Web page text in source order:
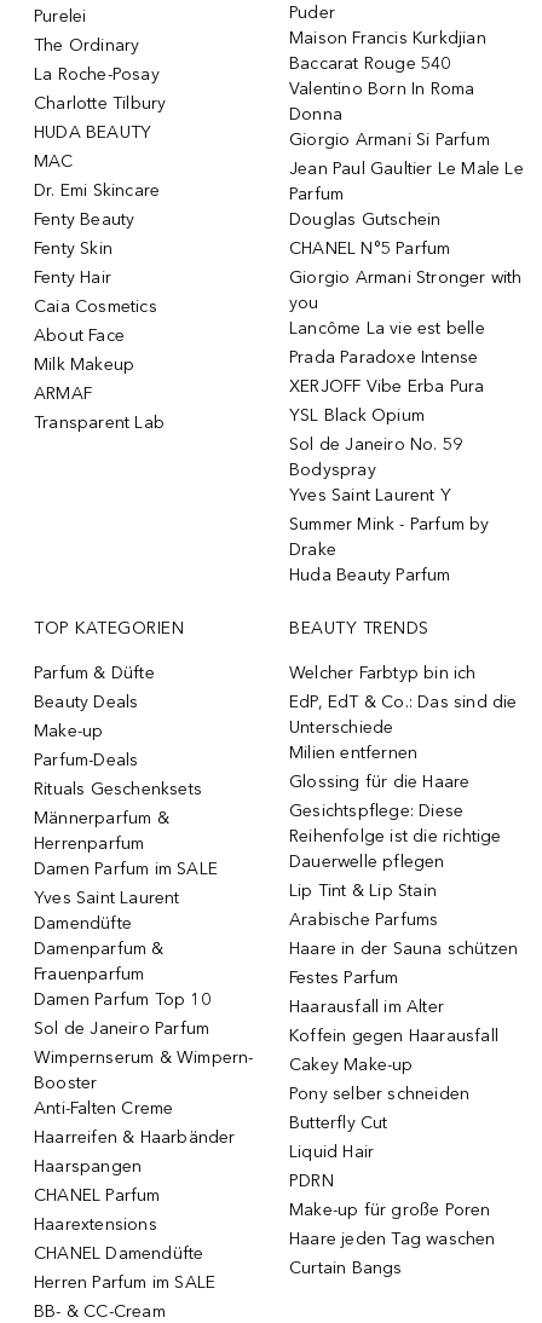
Purelei
The Ordinary
La Roche-Posay
Charlotte Tilbury
HUDA BEAUTY
MAC
Dr. Emi Skincare
Fenty Beauty
Fenty Skin
Fenty Hair
Caia Cosmetics
About Face
Milk Makeup
ARMAF
Transparent Lab
Puder
Maison Francis Kurkdjian
Baccarat Rouge 540
Valentino Born In Roma
Donna
Giorgio Armani Si Parfum
Jean Paul Gaultier Le Male Le
Parfum
Douglas Gutschein
CHANEL N°5 Parfum
Giorgio Armani Stronger with
you
Lancôme La vie est belle
Prada Paradoxe Intense
XERJOFF Vibe Erba Pura
YSL Black Opium
Sol de Janeiro No. 59
Bodyspray
Yves Saint Laurent Y
Summer Mink - Parfum by
Drake
Huda Beauty Parfum
TOP KATEGORIEN
Parfum & Düfte
Beauty Deals
Make-up
Parfum-Deals
Rituals Geschenksets
Männerparfum &
Herrenparfum
Damen Parfum im SALE
Yves Saint Laurent
Damendüfte
Damenparfum &
Frauenparfum
Damen Parfum Top 10
Sol de Janeiro Parfum
Wimpernserum & Wimpern-
Booster
Anti-Falten Creme
Haarreifen & Haarbänder
Haarspangen
CHANEL Parfum
Haarextensions
CHANEL Damendüfte
Herren Parfum im SALE
BB- & CC-Cream
BEAUTY TRENDS
Welcher Farbtyp bin ich
EdP, EdT & Co.: Das sind die
Unterschiede
Milien entfernen
Glossing für die Haare
Gesichtspflege: Diese
Reihenfolge ist die richtige
Dauerwelle pflegen
Lip Tint & Lip Stain
Arabische Parfums
Haare in der Sauna schützen
Festes Parfum
Haarausfall im Alter
Koffein gegen Haarausfall
Cakey Make-up
Pony selber schneiden
Butterfly Cut
Liquid Hair
PDRN
Make-up für große Poren
Haare jeden Tag waschen
Curtain Bangs